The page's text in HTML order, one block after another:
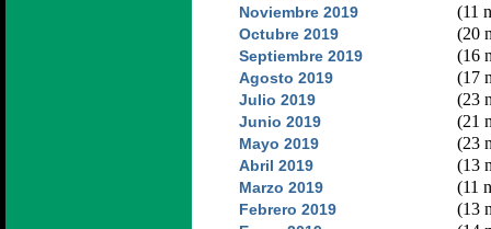
Noviembre 2019 (11
Octubre 2019 (20
Septiembre 2019 (16
Agosto 2019 (17
Julio 2019 (23
Junio 2019 (21
Mayo 2019 (23
Abril 2019 (13
Marzo 2019 (11
Febrero 2019 (13